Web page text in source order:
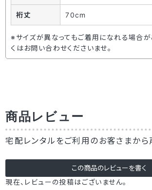
裄丈 70cm
※サイズが異なってもご着用になれる場合が
くはお問い合わせくださいませ。
商品レビュー
宅配レンタルをご利用のお客さまから
現在、レビューの投稿はございません。